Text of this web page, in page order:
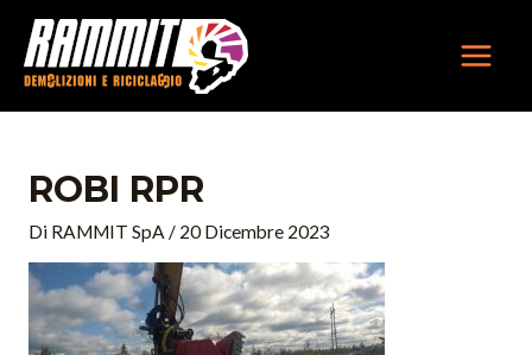
contenuto
ROBI RPR
Di RAMMIT SpA / 20 Dicembre 2023